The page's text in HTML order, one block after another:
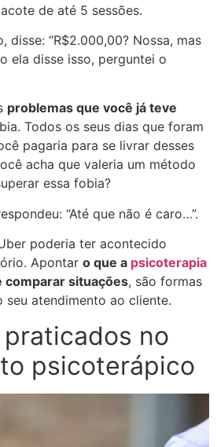
de até 5 sessões.
disse: “R$2.000,00? Nossa, mas
ela disse isso, perguntei o
problemas que você já teve
Todos os seus dias que foram
pagaria para se livrar desses
acha que valeria um método
essa fobia?
“Até que não é caro…”.
poderia ter acontecido
Apontar o que a psicoterapia
situações, são formas
atendimento ao cliente.
no
psicoterápico